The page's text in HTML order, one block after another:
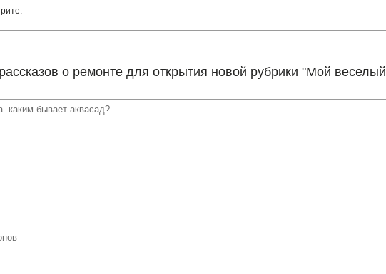
о ремонте для открытия новой рубрики "Мой веселый
каким бывает аквасад?